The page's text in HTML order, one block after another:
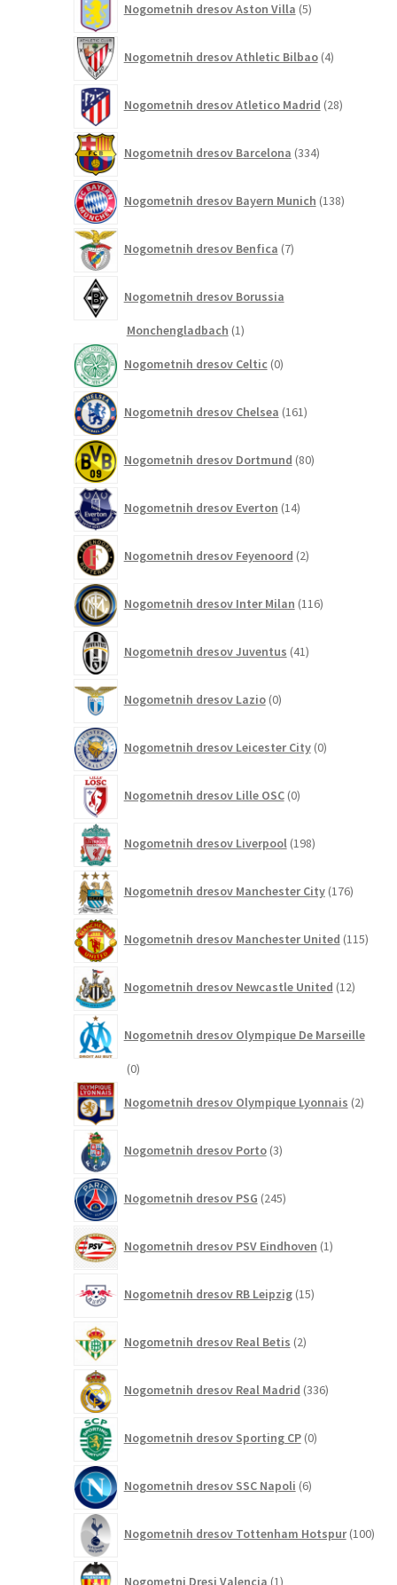
Nogometnih dresov Aston Villa 5izdelkov
Nogometnih dresov Athletic Bilbao 4izdelki
Nogometnih dresov Atletico Madrid 28izdelkov
Nogometnih dresov Barcelona 334izdelkov
Nogometnih dresov Bayern Munich 138izdelkov
Nogometnih dresov Benfica 7izdelkov
Nogometnih dresov Borussia
Monchengladbach 11
Nogometnih dresov Celtic 0izdelkov
Nogometnih dresov Chelsea 161izdelkov
Nogometnih dresov Dortmund 80izdelkov
Nogometnih dresov Everton 14izdelkov
Nogometnih dresov Feyenoord 2izdelka
Nogometnih dresov Inter Milan 116izdelkov
Nogometnih dresov Juventus 41izdelkov
Nogometnih dresov Lazio 0izdelkov
Nogometnih dresov Leicester City 0izdelkov
Nogometnih dresov Lille OSC 0izdelkov
Nogometnih dresov Liverpool 198izdelkov
Nogometnih dresov Manchester City 176izdelkov
Nogometnih dresov Manchester United 115
Nogometnih dresov Newcastle United 12izdelkov
Nogometnih dresov Olympique De Marseille
00
Nogometnih dresov Olympique Lyonnais 2izdelka
Nogometnih dresov Porto 3izdelki
Nogometnih dresov PSG 245izdelkov
Nogometnih dresov PSV Eindhoven 1izdelek
Nogometnih dresov RB Leipzig 15izdelkov
Nogometnih dresov Real Betis 2izdelka
Nogometnih dresov Real Madrid 336izdelkov
Nogometnih dresov Sporting CP 0izdelkov
Nogometnih dresov SSC Napoli 6izdelkov
Nogometnih dresov Tottenham Hotspur 100
Nogometni Dresi Valencia 1